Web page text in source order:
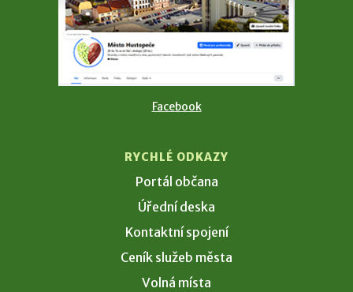
Facebook
RYCHLÉ ODKAZY
Portál občana
Úřední deska
Kontaktní spojení
Ceník služeb města
Volná místa